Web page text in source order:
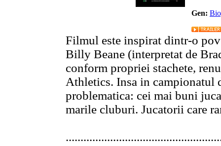
Gen:
Filmul este inspirat dintr-o
Billy Beane (interpretat de
conform propriei stachete,
Athletics. Insa in campionatul
problematica: cei mai buni
marile cluburi. Jucatorii care